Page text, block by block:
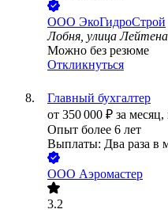
ООО ЭкоГидроСтрой
Лобня, улица
Можно без резюме
Откликнуться
Главный бухгалтер
от 350 000 ₽ за месяц,
Опыт более 6 лет
Выплаты: Два раза в
ООО Аэромастер
3.2